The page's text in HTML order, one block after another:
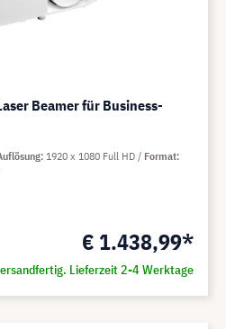
Beamer für Business-
€ 1.438,99*
Lieferzeit 2-4 Werktage
1920 x 1080 Full HD
Format